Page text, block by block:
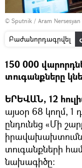
© Sputnik / Aram Nersesyan
Բաժանորդագրվել
150 000
տուգանքները
ԵՐԵՎԱՆ, 12
այսօր 68 կողմ, 1
ընդունեց «Մի
տուգանքների
նախագիծը։